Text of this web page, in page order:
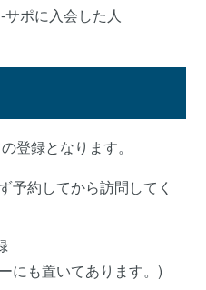
ポに入会した人
登録となります。
予約してから訪問してく
にも置いてあります。)